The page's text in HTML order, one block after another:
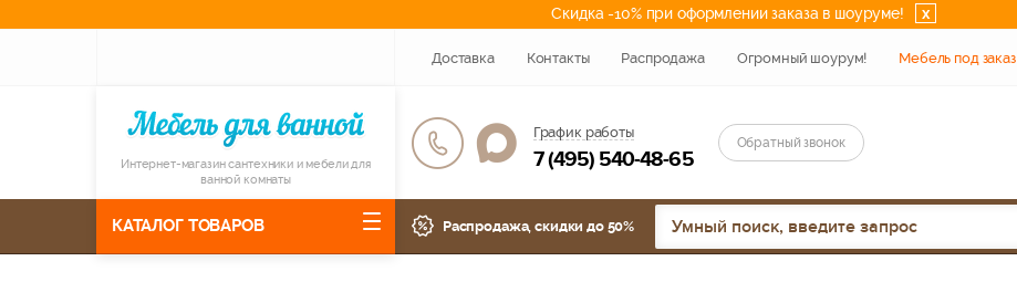
Скидка -10% при оформлении заказа в шоуруме! x
Доставка Контакты Распродажа Огромный шоурум! Мебель под заказ
Интернет-магазин сантехники и мебели для
ванной комнаты
График работы
7 (495) 540-48-65
Обратный звонок
КАТАЛОГ ТОВАРОВ Распродажа, скидки до 50%